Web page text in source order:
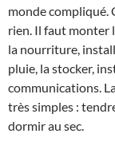
monde compliqué.
rien. Il faut monter
la nourriture,
pluie, la stocker,
communications.
très simples :
dormir au sec.